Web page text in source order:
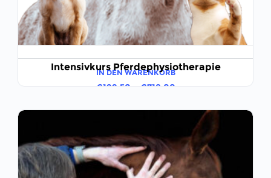
Intensivkurs Pferdephysiotherapie
€199,50 €718,00
IN DEN WARENKORB